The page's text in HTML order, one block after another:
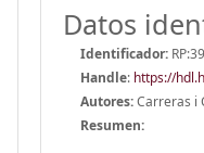
Datos
Identificador:
Handle: https://
Autores:Carreras i
Resumen: